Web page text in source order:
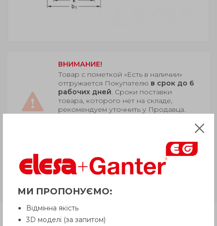
ВНИМАНИЕ!
Товар с пометкой «Есть в наличии»
отгружается Покупателю в срок до 6
рабочих дней. Сроки поставки
товара, которого нет на складе,
рекомендуем уточнить у Продавца.
Корпус цинк, ручка
полиамид
Продукция
МИ ПРОПОНУЄМО:
Відмінна якість
3D моделі (за запитом)